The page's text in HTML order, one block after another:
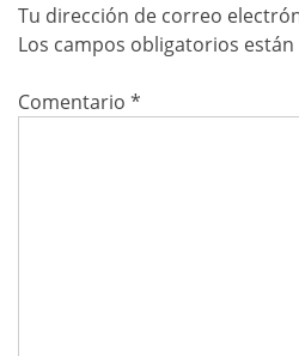
Tu dirección de correo
Los campos obligatorios
Comentario *